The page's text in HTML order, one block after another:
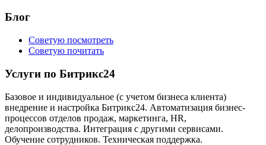
Блог
Советую посмотреть
Советую почитать
Услуги по Битрикс24
Базовое и индивидуальное (с учетом бизнеса клиента)
внедрение и настройка Битрикс24. Автоматизация бизнес-
процессов отделов продаж, маркетинга, HR,
делопроизводства. Интеграция с другими сервисами.
Обучение сотрудников. Техническая поддержка.